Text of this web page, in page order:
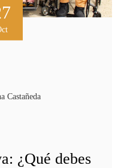
Castañeda
¿Qué debes